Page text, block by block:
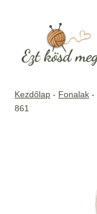
Kezdőlap - Fonalak -
861